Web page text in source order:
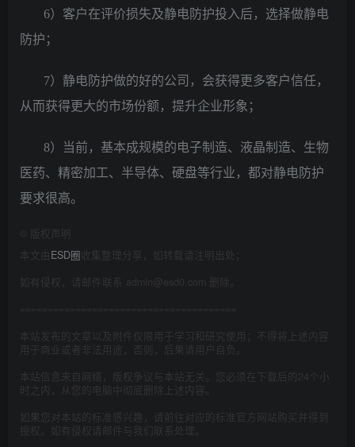
6）客户在评价损失及静电防护投入后，选择做静电
防护；
7）静电防护做的好的公司，会获得更多客户信任，
从而获得更大的市场份额，提升企业形象；
8）当前，基本成规模的电子制造、液晶制造、生物
医药、精密加工、半导体、硬盘等行业，都对静电防护
要求很高。
版权声明
本文由ESD圈收集整理分享，如转载请注明出处；
如有侵权，请邮件联系 admin@esd0.com 删除。
本站发布的文章以及附件仅限用于学习和研究使用；不得将上述内容
用于商业或者非法用途，否则，后果请用户自负。
本站信息来自网络，版权争议与本站无关。您必须在下载后的24个小
时之内，从您的电脑中彻底删除上述内容。
如果您对本站的标准感兴趣，请前往对应的标准官方网站购买并得到
授权。如有侵权请邮件与我们联系处理。